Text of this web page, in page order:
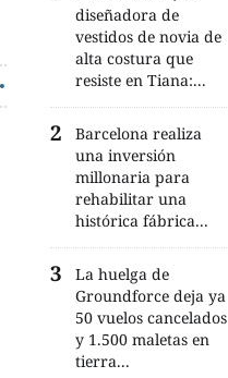
diseñadora de
vestidos de novia de
alta costura que
resiste en Tiana:...
Barcelona realiza
una inversión
millonaria para
rehabilitar una
histórica fábrica...
La huelga de
Groundforce deja ya
50 vuelos cancelados
y 1.500 maletas en
tierra...